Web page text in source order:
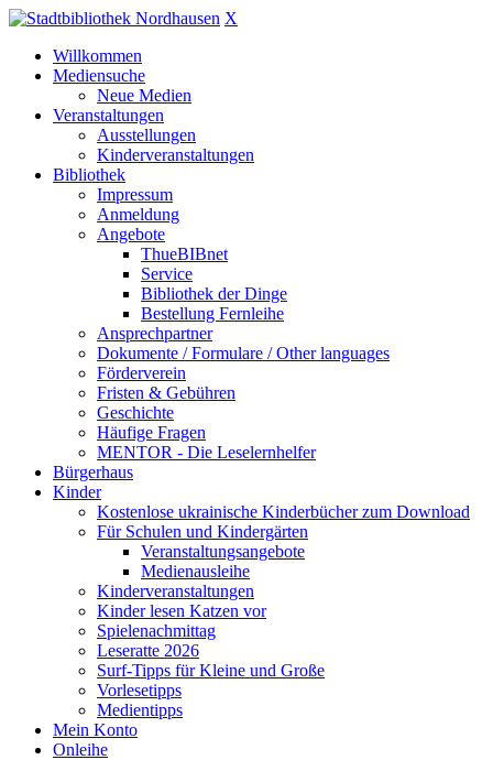
X
Willkommen
Mediensuche
Neue Medien
Veranstaltungen
Ausstellungen
Kinderveranstaltungen
Bibliothek
Impressum
Anmeldung
Angebote
ThueBIBnet
Service
Bibliothek der Dinge
Bestellung Fernleihe
Ansprechpartner
Dokumente / Formulare / Other languages
Förderverein
Fristen & Gebühren
Geschichte
Häufige Fragen
MENTOR - Die Leselernhelfer
Bürgerhaus
Kinder
Kostenlose ukrainische Kinderbücher zum Download
Für Schulen und Kindergärten
Veranstaltungsangebote
Medienausleihe
Kinderveranstaltungen
Kinder lesen Katzen vor
Spielenachmittag
Leseratte 2026
Surf-Tipps für Kleine und Große
Vorlesetipps
Medientipps
Mein Konto
Onleihe